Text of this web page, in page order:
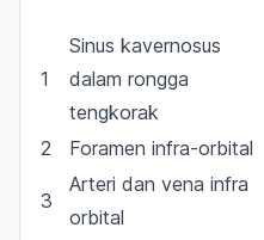
1
Sinus kavernosus
dalam rongga
tengkorak
2 Foramen infra-orbital
3
Arteri dan vena infra
orbital